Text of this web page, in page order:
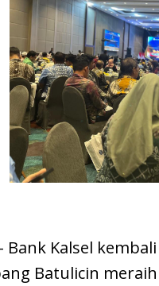
Bank Kalsel
Batulicin